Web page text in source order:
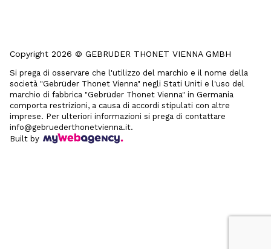
Copyright 2026 © GEBRUDER THONET VIENNA GMBH
Si prega di osservare che l'utilizzo del marchio e il nome della
società "Gebrüder Thonet Vienna" negli Stati Uniti e l'uso del
marchio di fabbrica "Gebrüder Thonet Vienna" in Germania
comporta restrizioni, a causa di accordi stipulati con altre
imprese. Per ulteriori informazioni si prega di contattare
info@gebruederthonetvienna.it.
Built by